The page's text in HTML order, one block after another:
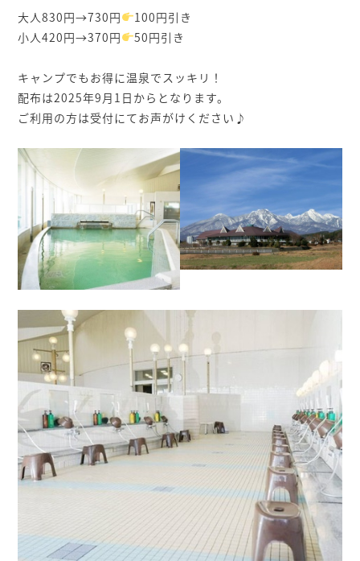
大人830円→730円
100円引き
小人420円→370円
50円引き
キャンプでもお得に温泉でスッキリ！
配布は2025年9月1日からとなります。
ご利用の方は受付にてお声がけください♪